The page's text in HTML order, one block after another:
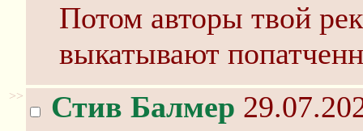
Потом авторы твой
выкатывают
>> Стив Балмер